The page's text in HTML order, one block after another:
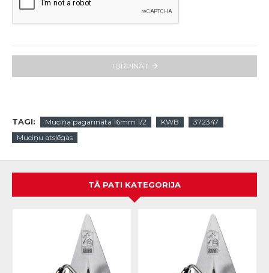
TURPINĀT
TAGI: Muciņa pagarināta 16mm 1/2 KWB
372347
Muciņu atslēgas
TĀ PATI KATEGORIJA